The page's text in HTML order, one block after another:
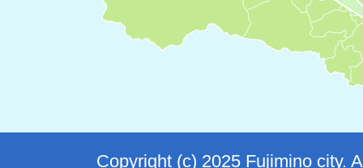
Copyright (c) 2025 Fujimino city.